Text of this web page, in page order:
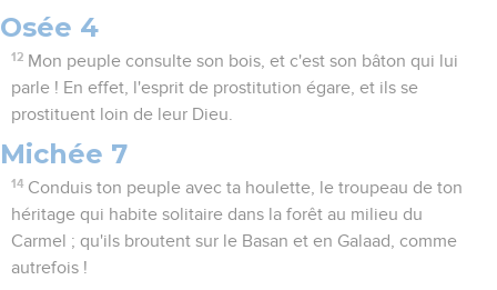
Osée 4
12 Mon peuple consulte son bois, et c'est son bâton qui lui
parle ! En effet, l'esprit de prostitution égare, et ils se
prostituent loin de leur Dieu.
Michée 7
14 Conduis ton peuple avec ta houlette, le troupeau de ton
héritage qui habite solitaire dans la forêt au milieu du
Carmel ; qu'ils broutent sur le Basan et en Galaad, comme
autrefois !